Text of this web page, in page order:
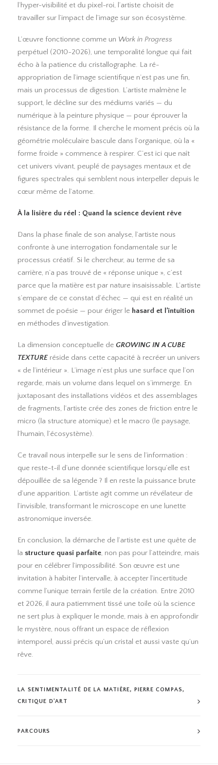
l’hyper-visibilité et du pixel-roi, l’artiste choisit de
travailler sur l’impact de l’image sur son écosystème.
L’œuvre fonctionne comme un Work in Progress
perpétuel (2010-2026), une temporalité longue qui fait
écho à la patience du cristallographe. La ré-
appropriation de l’image scientifique n’est pas une fin,
mais un processus de digestion. L’artiste malmène le
support, le décline sur des médiums variés — du
numérique à la peinture physique — pour éprouver la
résistance de la forme. Il cherche le moment précis où la
géométrie moléculaire bascule dans l’organique, où la «
forme froide » commence à respirer. C’est ici que naît
cet univers vivant, peuplé de paysages mentaux et de
figures spectrales qui semblent nous interpeller depuis le
cœur même de l’atome.
À la lisière du réel : Quand la science devient rêve
Dans la phase finale de son analyse, l’artiste nous
confronte à une interrogation fondamentale sur le
processus créatif. Si le chercheur, au terme de sa
carrière, n’a pas trouvé de « réponse unique », c’est
parce que la matière est par nature insaisissable. L’artiste
s’empare de ce constat d’échec — qui est en réalité un
sommet de poésie — pour ériger le hasard et l’intuition
en méthodes d’investigation.
La dimension conceptuelle de GROWING IN A CUBE
TEXTURE réside dans cette capacité à recréer un univers
« de l’intérieur ». L’image n’est plus une surface que l’on
regarde, mais un volume dans lequel on s’immerge. En
juxtaposant des installations vidéos et des assemblages
de fragments, l’artiste crée des zones de friction entre le
micro (la structure atomique) et le macro (le paysage,
l’humain, l’écosystème).
Ce travail nous interpelle sur le sens de l’information :
que reste-t-il d’une donnée scientifique lorsqu’elle est
dépouillée de sa légende ? Il en reste la puissance brute
d’une apparition. L’artiste agit comme un révélateur de
l’invisible, transformant le microscope en une lunette
astronomique inversée.
En conclusion, la démarche de l’artiste est une quête de
la structure quasi parfaite, non pas pour l’atteindre, mais
pour en célébrer l’impossibilité. Son œuvre est une
invitation à habiter l’intervalle, à accepter l’incertitude
comme l’unique terrain fertile de la création. Entre 2010
et 2026, il aura patiemment tissé une toile où la science
ne sert plus à expliquer le monde, mais à en approfondir
le mystère, nous offrant un espace de réflexion
intemporel, aussi précis qu’un cristal et aussi vaste qu’un
rêve.
LA SENTIMENTALITÉ DE LA MATIÈRE, PIERRE COMPAS,
CRITIQUE D'ART
PARCOURS